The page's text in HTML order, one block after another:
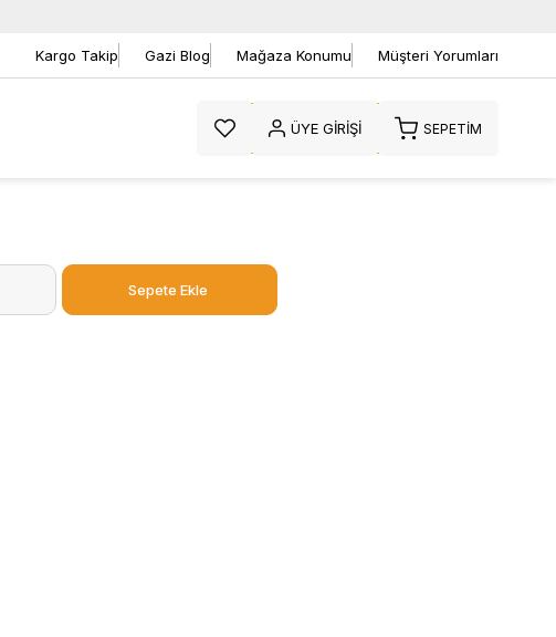
Kargo Takip Gazi Blog Mağaza Konumu Müşteri Yorumları
ÜYE GIRIŞI SEPETIM